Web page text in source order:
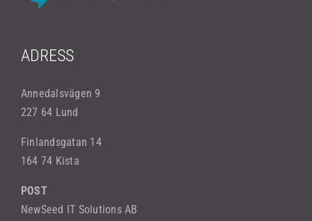
ADRESS
Annedalsvägen 9
227 64 Lund
Finlandsgatan 14
164 74 Kista
POST
NewSeed IT Solutions AB